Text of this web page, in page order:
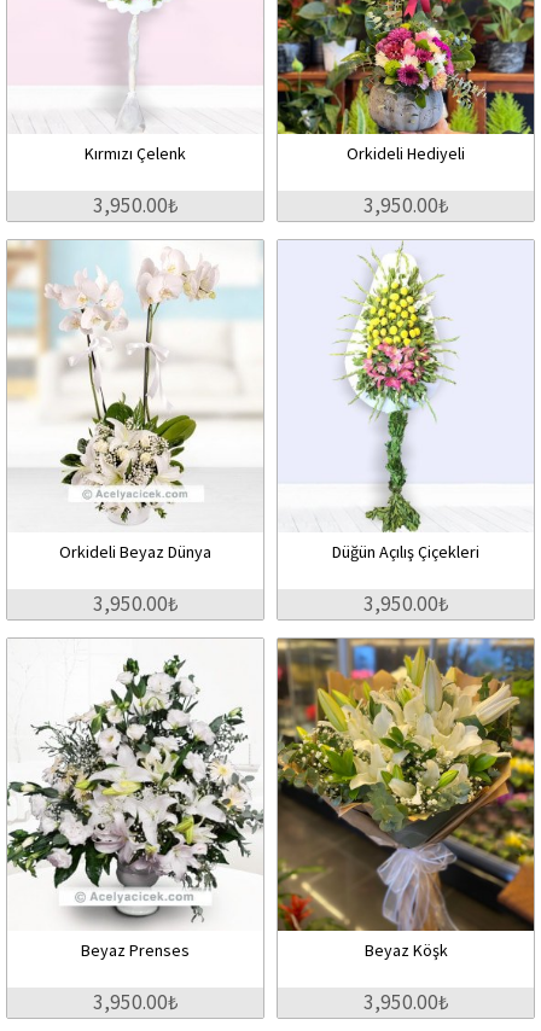
Kırmızı Çelenk
3,950.00₺
Orkideli Hediyeli
3,950.00₺
Orkideli Beyaz Dünya
3,950.00₺
Düğün Açılış Çiçekleri
3,950.00₺
Beyaz Prenses
3,950.00₺
Beyaz Köşk
3,950.00₺